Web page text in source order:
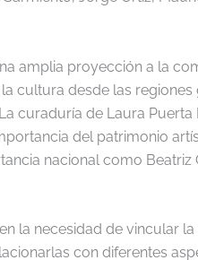
amplia proyección a la
cultura desde las
curaduría de Laura
del patrimonio
nacional como Beatriz
la necesidad de vincular
con diferentes